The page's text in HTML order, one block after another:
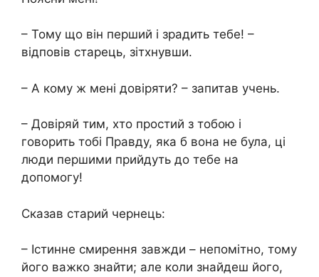
– Тому що він перший і зрадить тебе! –
відповів старець, зітхнувши.
– А кому ж мені довіряти? – запитав учень.
– Довіряй тим, хто простий з тобою і
говорить тобі Правду, яка б вона не була, ці
люди першими прийдуть до тебе на
допомогу!
Сказав старий чернець:
– Істинне смирення завжди – непомітно, тому
його важко знайти; але коли знайдеш його,